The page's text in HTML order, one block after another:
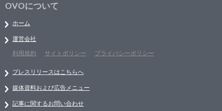
OVOについて
ホーム
運営会社
利用規約
サイトポリシー プライバシーポリシー
プレスリリースはこちらへ
媒体資料および広告メニュー
記事に関するお問い合わせ